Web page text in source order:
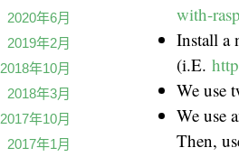
with-
Install a
(i.E.
We use
We use
Then,
2020年6月
2019年2月
2018年10月
2018年3月
2017年10月
2017年1月